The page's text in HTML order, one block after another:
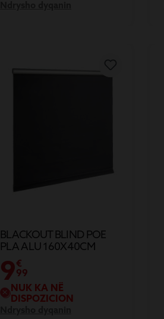
BLACKOUT BLIND POE
PLA ALU 160X40CM
9€
99
NUK KA NË
DISPOZICION